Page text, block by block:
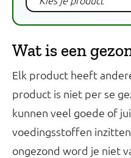
Wat is een
Elk product heeft
product is niet per se
kunnen veel goede of
voedingsstoffen
ongezond word je niet